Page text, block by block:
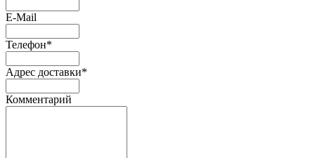
E-Mail
Телефон*
Адрес доставки*
Комментарий